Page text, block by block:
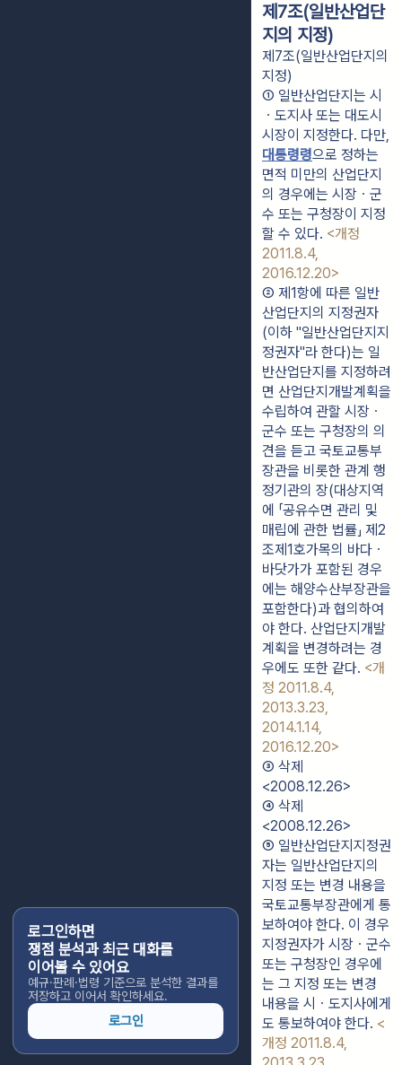
로그인하면
쟁점 분석과 최근 대화를
이어볼 수 있어요
예규·판례·법령 기준으로 분석한 결과를
저장하고 이어서 확인하세요.
로그인
제7조(일반산업단
지의 지정)
제7조(일반산업단지의
지정)
① 일반산업단지는 시
ㆍ도지사 또는 대도시
대통령령으로 정하는
면적 미만의 산업단지
의 경우에는 시장ㆍ군
수 또는 구청장이 지정
할 수 있다. <개정
2011.8.4,
2016.12.20>
② 제1항에 따른 일반
산업단지의 지정권자
(이하 "일반산업단지지
정권자"라 한다)는 일
반산업단지를 지정하려
면 산업단지개발계획을
수립하여 관할 시장ㆍ
군수 또는 구청장의 의
견을 듣고 국토교통부
장관을 비롯한 관계 행
정기관의 장(대상지역
에 「공유수면 관리 및
매립에 관한 법률」 제2
조제1호가목의 바다ㆍ
바닷가가 포함된 경우
에는 해양수산부장관을
포함한다)과 협의하여
야 한다. 산업단지개발
계획을 변경하려는 경
우에도 또한 같다. <개
정 2011.8.4,
2013.3.23,
2014.1.14,
2016.12.20>
③ 삭제
<2008.12.26>
④ 삭제
<2008.12.26>
⑤ 일반산업단지지정권
자는 일반산업단지의
지정 또는 변경 내용을
국토교통부장관에게 통
보하여야 한다. 이 경우
지정권자가 시장ㆍ군수
또는 구청장인 경우에
는 그 지정 또는 변경
내용을 시ㆍ도지사에게
도 통보하여야 한다. <
개정 2011.8.4,